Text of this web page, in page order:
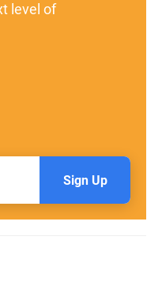
level of
Sign Up